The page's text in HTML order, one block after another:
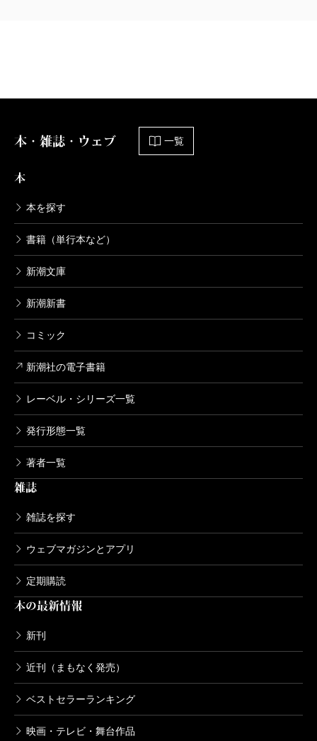
づく、記憶障害とはいったい何なのか、認知症は作家
た。ここには何ひとつ衰えていない、あのガルシア=マ
の、四十代後半になる教養豊かな女性。
も活躍中の、たいそう魅力的な音楽家の夫との間に
は、息子と娘が一人ずつ。夫婦関係はきわめて良好
わし合っている。
台に埋葬されている母の墓にグラジオラスの花束を供
えるため、一人で連絡船に乗って出かけて行く。鳴き
交わす賑やかな鳥の声に囲まれ、鬱蒼とした原生林や
黄金色のビーチを見下ろせる「世界で唯一の場所」で
の墓参を終えると、定宿にしている古いホテルで寛
ぐ。ベッドに寝ころがって、持参した読みかけの小説
を読み、着替えてからホテル内のレストランで簡単な
帰りの連絡船に乗り、帰路に着く。
恵まれた家庭生活、これといった不満のない人生を
送っていながら、それは彼女にとって、独りになる快
適さを味わえる、夫公認の一泊旅行だった。
あと、ドビュッシーの「月の光」を弾き始めたピアノ
伴奏家の横で歌う、
っていた男と会話を交わした。たちまち親しくなり、
最後の時期に、自分を更新して、自分に新しい挑戦を
課していたというのは、勇気づけられる知らせではあ
る。
本書「訳者あとがき」より構成しました。
（だん・けいすけ 作家／翻訳家／明治大学教授）
単行本刊行時掲載
本・雑誌・ウェブ 一覧
本
本を探す
書籍（単行本など）
新潮文庫
新潮新書
コミック
新潮社の電子書籍
レーベル・シリーズ一覧
発行形態一覧
著者一覧
雑誌
雑誌を探す
ウェブマガジンとアプリ
定期購読
本の最新情報
新刊
近刊（まもなく発売）
ベストセラーランキング
映画・テレビ・舞台作品